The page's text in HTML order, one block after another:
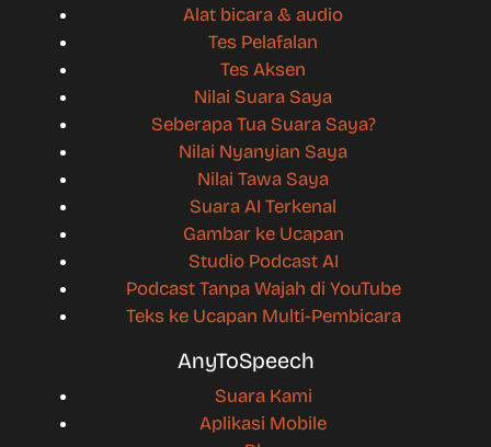
Alat bicara & audio
Tes Pelafalan
Tes Aksen
Nilai Suara Saya
Seberapa Tua Suara Saya?
Nilai Nyanyian Saya
Nilai Tawa Saya
Suara AI Terkenal
Gambar ke Ucapan
Studio Podcast AI
Podcast Tanpa Wajah di YouTube
Teks ke Ucapan Multi-Pembicara
AnyToSpeech
Suara Kami
Aplikasi Mobile